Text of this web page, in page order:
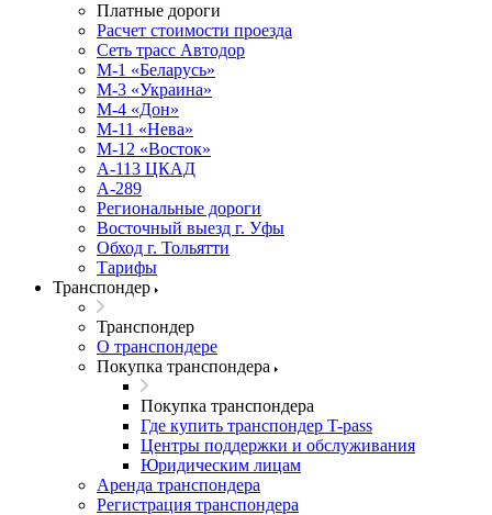
Платные дороги
Расчет стоимости проезда
Сеть трасс Автодор
М-1 «Беларусь»
М-3 «Украина»
М-4 «Дон»
М-11 «Нева»
М-12 «Восток»
А-113 ЦКАД
А-289
Региональные дороги
Восточный выезд г. Уфы
Обход г. Тольятти
Тарифы
Транспондер
Транспондер
О транспондере
Покупка транспондера
Покупка транспондера
Где купить транспондер T-pass
Центры поддержки и обслуживания
Юридическим лицам
Аренда транспондера
Регистрация транспондера